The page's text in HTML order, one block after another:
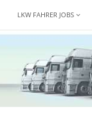
LKW FAHRER JOBS